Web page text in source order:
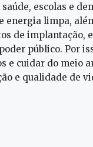
escolas e
energia limpa,
de implantação,
público. Por
e cuidar do meio
e qualidade de